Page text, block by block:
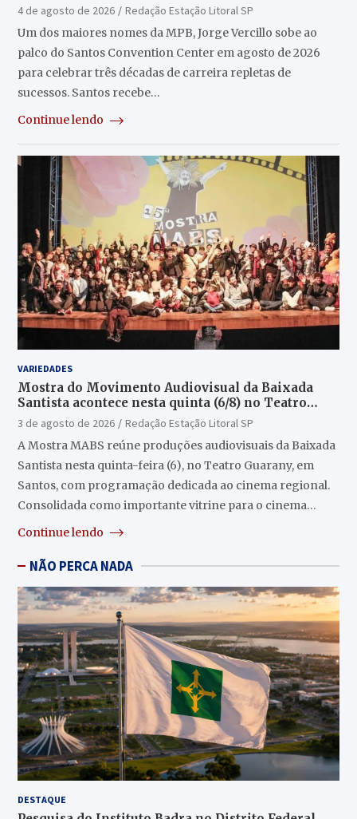
4 de agosto de 2026
Redação Estação Litoral SP
Um dos maiores nomes da MPB, Jorge Vercillo sobe ao
palco do Santos Convention Center em agosto de 2026
para celebrar três décadas de carreira repletas de
sucessos. Santos recebe…
Continue lendo
VARIEDADES
Mostra do Movimento Audiovisual da Baixada
Santista acontece nesta quinta (6/8) no Teatro
Guarany
3 de agosto de 2026
Redação Estação Litoral SP
A Mostra MABS reúne produções audiovisuais da Baixada
Santista nesta quinta-feira (6), no Teatro Guarany, em
Santos, com programação dedicada ao cinema regional.
Consolidada como importante vitrine para o cinema…
Continue lendo
NÃO PERCA NADA
DESTAQUE